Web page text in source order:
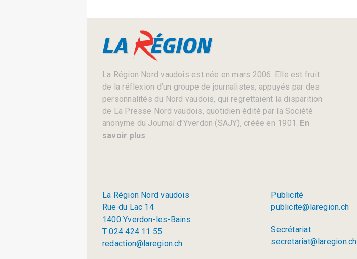
La Région Nord vaudois est née en mars 2006. Elle est fruit
de la réflexion d’un groupe de journalistes, appuyés par des
personnalités du Nord vaudois, qui regrettaient la disparition
de La Presse Nord vaudois, quotidien édité par la Société
anonyme du Journal d’Yverdon (SAJY), créée en 1901. En
savoir plus
La Région Nord vaudois
Rue du Lac 14
1400 Yverdon-les-Bains
T 024 424 11 55
redaction@laregion.ch
Publicité
publicite@laregion.ch
Secrétariat
secretariat@laregion.ch